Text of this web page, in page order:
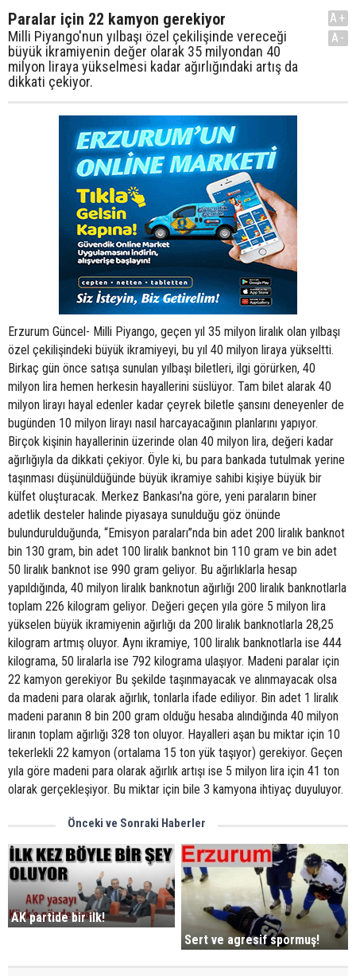
Paralar için 22 kamyon gerekiyor
Milli Piyango'nun yılbaşı özel çekilişinde vereceği
büyük ikramiyenin değer olarak 35 milyondan 40
milyon liraya yükselmesi kadar ağırlığındaki artış da
dikkati çekiyor.
A+
A-
Erzurum Güncel- Milli Piyango, geçen yıl 35 milyon liralık olan yılbaşı
özel çekilişindeki büyük ikramiyeyi, bu yıl 40 milyon liraya yükseltti.
Birkaç gün önce satışa sunulan yılbaşı biletleri, ilgi görürken, 40
milyon lira hemen herkesin hayallerini süslüyor. Tam bilet alarak 40
milyon lirayı hayal edenler kadar çeyrek biletle şansını deneyenler de
bugünden 10 milyon lirayı nasıl harcayacağının planlarını yapıyor.
Birçok kişinin hayallerinin üzerinde olan 40 milyon lira, değeri kadar
ağırlığıyla da dikkati çekiyor. Öyle ki, bu para bankada tutulmak yerine
taşınması düşünüldüğünde büyük ikramiye sahibi kişiye büyük bir
külfet oluşturacak. Merkez Bankası'na göre, yeni paraların biner
adetlik desteler halinde piyasaya sunulduğu göz önünde
bulundurulduğunda, “Emisyon paraları”nda bin adet 200 liralık banknot
bin 130 gram, bin adet 100 liralık banknot bin 110 gram ve bin adet
50 liralık banknot ise 990 gram geliyor. Bu ağırlıklarla hesap
yapıldığında, 40 milyon liralık banknotun ağırlığı 200 liralık banknotlarla
toplam 226 kilogram geliyor. Değeri geçen yıla göre 5 milyon lira
yükselen büyük ikramiyenin ağırlığı da 200 liralık banknotlarla 28,25
kilogram artmış oluyor. Aynı ikramiye, 100 liralık banknotlarla ise 444
kilograma, 50 liralarla ise 792 kilograma ulaşıyor. Madeni paralar için
22 kamyon gerekiyor Bu şekilde taşınmayacak ve alınmayacak olsa
da madeni para olarak ağırlık, tonlarla ifade ediliyor. Bin adet 1 liralık
madeni paranın 8 bin 200 gram olduğu hesaba alındığında 40 milyon
liranın toplam ağırlığı 328 ton oluyor. Hayalleri aşan bu miktar için 10
tekerlekli 22 kamyon (ortalama 15 ton yük taşıyor) gerekiyor. Geçen
yıla göre madeni para olarak ağırlık artışı ise 5 milyon lira için 41 ton
olarak gerçekleşiyor. Bu miktar için bile 3 kamyona ihtiyaç duyuluyor.
Önceki ve Sonraki Haberler
AK partide bir ilk!
Sert ve agresif spormuş!